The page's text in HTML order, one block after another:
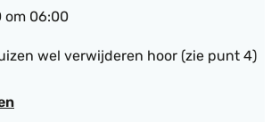
om 06:00
wel verwijderen hoor (zie punt 4)